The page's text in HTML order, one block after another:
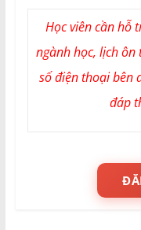
Học viên cần hỗ
ngành học, lịch ôn
số điện thoại bên
đáp